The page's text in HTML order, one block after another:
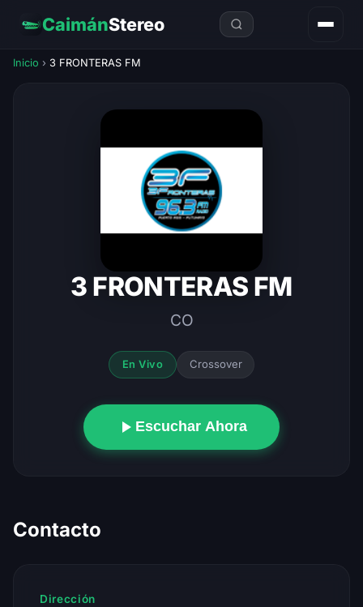
CaimánStereo
Inicio › 3 FRONTERAS FM
3 FRONTERAS FM
CO
En Vivo Crossover
Escuchar Ahora
Contacto
Dirección